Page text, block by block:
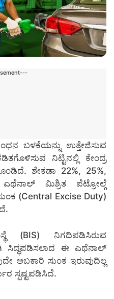
ಬಳಕೆಯನ್ನು ಉತ್ತೇಜಿಸುವ
ನಿಟ್ಟಿನಲ್ಲಿ ಕೇಂದ್ರ
ಶೇಕಡಾ 22%, 25%,
ಮಿಶ್ರಿತ ಪೆಟ್ರೋಲ್ಗೆ
(Central Excise Duty)
(BIS) ನಿಗದಿಪಡಿಸಿರುವ
ಸಿದ್ಧಪಡಿಸಲಾದ ಈ ಎಥೆನಾಲ್
ಅಬಕಾರಿ ಸುಂಕ ಇರುವುದಿಲ್ಲ
ಸ್ಪಷ್ಟಪಡಿಸಿದೆ.